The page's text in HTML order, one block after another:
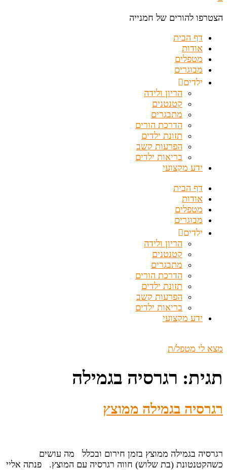
הצטרפו להורים של חמנייה
דף הבית
אודות
מטפלים
מבוגרים
ילדים
הריון ולידה
קטנטנים
מתבגרים
הדרכת הורים
תזונת ילדים
הפרעות קשב
בריאות ילדים
ידע מקצועי
דף הבית
אודות
מטפלים
מבוגרים
ילדים
הריון ולידה
קטנטנים
מתבגרים
הדרכת הורים
תזונת ילדים
הפרעות קשב
בריאות ילדים
ידע מקצועי
מצא לי מטפל/ת
תגית: רגרסיה בגמילה
רגרסיה בגמילה ממוצץ
רגרסיה בגמילה ממוצץ בזמן חירום ובכלל מה עושים
כשהקטנטונת (בת שלוש) חווה רגרסיה עם המוצץ. פנתה אליי